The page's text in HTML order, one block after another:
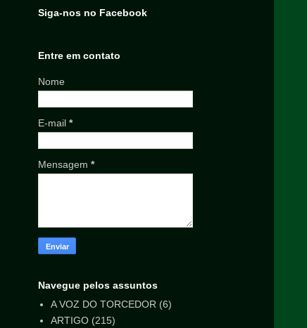
Siga-nos no Facebook
Entre em contato
Nome
E-mail *
Mensagem *
Navegue pelos assuntos
A VOZ DO TORCEDOR (6)
ARTIGO (215)